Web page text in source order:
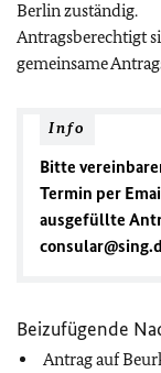
Berlin zuständig.
Antragsberechtigt
gemeinsame
Info
Bitte
Termin per
ausgefüllte
Beizufügende
Antrag auf